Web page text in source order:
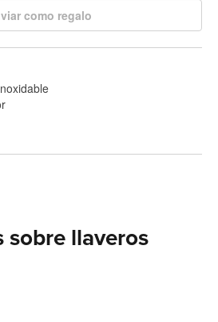
como regalo
sobre llaveros